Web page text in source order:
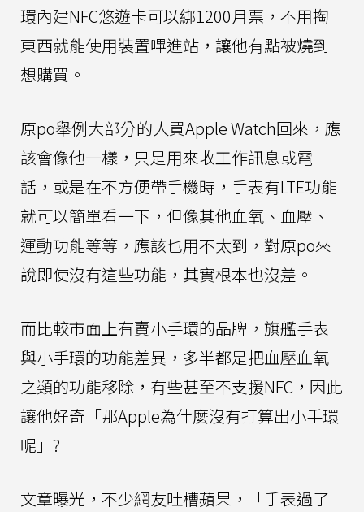
環內建NFC悠遊卡可以綁1200月票，不用掏
東西就能使用裝置嗶進站，讓他有點被燒到
想購買。
原po舉例大部分的人買Apple Watch回來，應
該會像他一樣，只是用來收工作訊息或電
話，或是在不方便帶手機時，手表有LTE功能
就可以簡單看一下，但像其他血氧、血壓、
運動功能等等，應該也用不太到，對原po來
說即使沒有這些功能，其實根本也沒差。
而比較市面上有賣小手環的品牌，旗艦手表
與小手環的功能差異，多半都是把血壓血氧
之類的功能移除，有些甚至不支援NFC，因此
讓他好奇「那Apple為什麼沒有打算出小手環
呢」?
文章曝光，不少網友吐槽蘋果，「手表過了